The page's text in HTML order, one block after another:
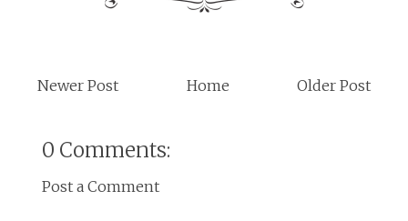
Newer Post Older Post
Home
0 Comments:
Post a Comment